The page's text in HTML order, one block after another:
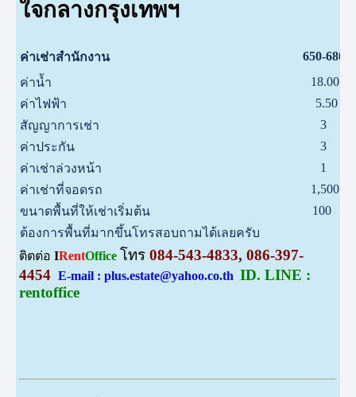
ใจกลางกรุงเทพฯ
ค่าเช่าสำนักงาน
650-680
ค่าน้ำ
18.00
ค่าไฟฟ้า
5.50
สัญญาการเช่า
3
ค่าประกัน
3
ค่าเช่าล่วงหน้า
1
ค่าเช่าที่จอดรถ
1,500
ขนาดพื้นที่ให้เช่าเริ่มต้น
100
ต้องการพื้นที่มากขึ้นโทรสอบถามได้เลยครับ
ติตต่อ IRentOffice โทร 084-543-4833, 086-397-
4454 E-mail : plus.estate@yahoo.co.th ID. LINE :
rentoffice